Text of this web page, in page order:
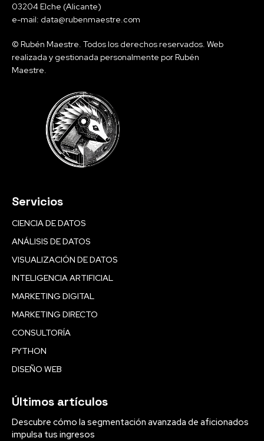
03204 Elche (Alicante)
e-mail: data@rubenmaestre.com
© Rubén Maestre. Todos los derechos reservados. Web
realizada y gestionada personalmente por Rubén
Maestre.
Servicios
CIENCIA DE DATOS
ANÁLISIS DE DATOS
VISUALIZACIÓN DE DATOS
INTELIGENCIA ARTIFICIAL
MARKETING DIGITAL
MARKETING DIRECTO
CONSULTORÍA
PYTHON
DISEÑO WEB
Últimos artículos
Descubre cómo la segmentación avanzada de aficionados
impulsa tus ingresos